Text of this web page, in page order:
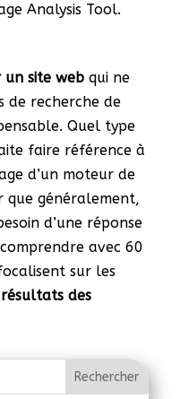
Analysis Tool.
un site web qui ne
de recherche de
Quel type
faire référence à
d’un moteur de
que généralement,
d’une réponse
avec 60
sur les
résultats des